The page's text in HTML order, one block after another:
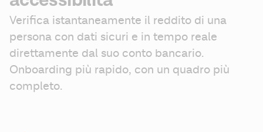
Verifica istantaneamente il reddito di una
persona con dati sicuri e in tempo reale
direttamente dal suo conto bancario.
Onboarding più rapido, con un quadro più
completo.